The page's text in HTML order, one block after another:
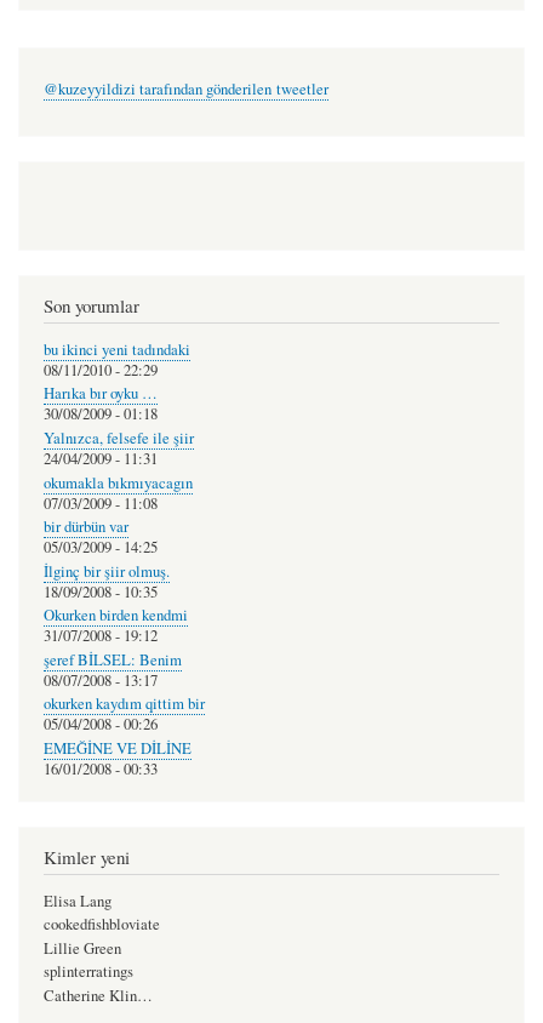
@kuzeyyildizi tarafından gönderilen tweetler
Son yorumlar
bu ikinci yeni tadındaki
08/11/2010 - 22:29
Harıka bır oyku …
30/08/2009 - 01:18
Yalnızca, felsefe ile şiir
24/04/2009 - 11:31
okumakla bıkmıyacagın
07/03/2009 - 11:08
bir dürbün var
05/03/2009 - 14:25
İlginç bir şiir olmuş.
18/09/2008 - 10:35
Okurken birden kendmi
31/07/2008 - 19:12
şeref BİLSEL: Benim
08/07/2008 - 13:17
okurken kaydım qittim bir
05/04/2008 - 00:26
EMEĞİNE VE DİLİNE
16/01/2008 - 00:33
Kimler yeni
Elisa Lang
cookedfishbloviate
Lillie Green
splinterratings
Catherine Klin…